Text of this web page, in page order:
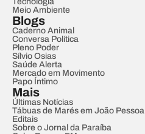
Meio Ambiente
Blogs
Caderno Animal
Conversa Política
Pleno Poder
Sílvio Osias
Saúde Alerta
Mercado em Movimento
Papo Íntimo
Mais
Últimas Notícias
Tábuas de Marés em João Pessoa
Editais
Sobre o Jornal da Paraíba